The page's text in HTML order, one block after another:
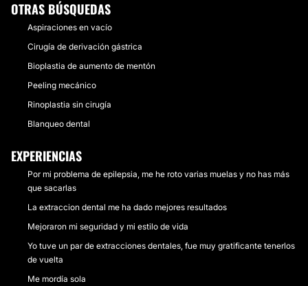
OTRAS BÚSQUEDAS
Aspiraciones en vacío
Cirugía de derivación gástrica
Bioplastia de aumento de mentón
Peeling mecánico
Rinoplastia sin cirugía
Blanqueo dental
EXPERIENCIAS
Por mi problema de epilepsia, me he roto varias muelas y no has más
que sacarlas
La extraccion dental me ha dado mejores resultados
Mejoraron mi seguridad y mi estilo de vida
Yo tuve un par de extracciones dentales, fue muy gratificante tenerlos
de vuelta
Me mordía sola